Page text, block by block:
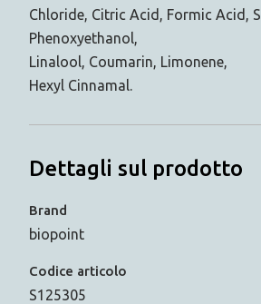
Chloride, Citric Acid, Formic Acid,
Phenoxyethanol,
Linalool, Coumarin, Limonene,
Hexyl Cinnamal.
Dettagli sul prodotto
Brand
biopoint
Codice articolo
S125305